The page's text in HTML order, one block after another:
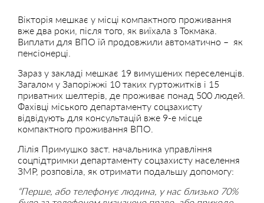
Вікторія мешкає у місці компактного проживання
вже два роки, після того, як виїхала з Токмака.
Виплати для ВПО їй продовжили автоматично – як
пенсіонерці.
Зараз у закладі мешкає 19 вимушених переселенців.
Загалом у Запоріжжі 10 таких гуртожитків і 15
приватних шелтерів, де проживає понад 500 людей.
Фахівці міського департаменту соцзахисту
відвідують для консультацій вже 9-е місце
компактного проживання ВПО.
Лілія Примушко заст. начальника управління
соцпідтримки департаменту соцзахисту населення
ЗМР, розповіла, як отримати подальшу допомогу:
“Перше, або телефонує людина, у нас близько 70%